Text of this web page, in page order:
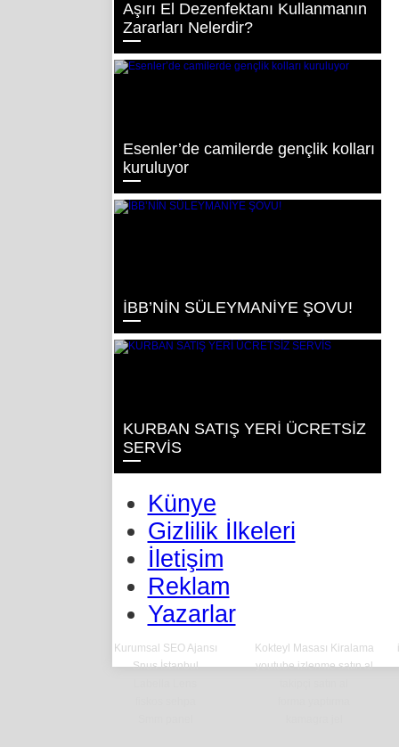
Aşırı El Dezenfektanı Kullanmanın
Zararları Nelerdir?
Esenler’de camilerde gençlik kolları
kuruluyor
İBB’NİN SÜLEYMANİYE ŞOVU!
KURBAN SATIŞ YERİ ÜCRETSİZ
SERVİS
Künye
Gizlilik İlkeleri
İletişim
Reklam
Yazarlar
Kurumsal SEO Ajansı
Snus İstanbul
Kokteyl Masası Kiralama
youtube izlenme satın al